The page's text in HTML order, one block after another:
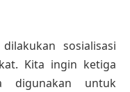
sosialisasi
Kita ingin ketiga
untuk